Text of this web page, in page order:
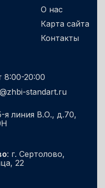
О нас
Карта сайта
Контакты
8:00-20:00
standart.ru
я линия В.О., д.70,
: г. Сертолово,
22